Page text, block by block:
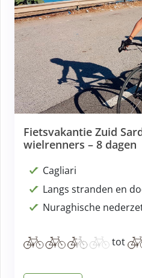
Fietsvakantie Zuid
wielrenners – 8 dagen
Cagliari
Langs stranden en
Nuraghische
tot